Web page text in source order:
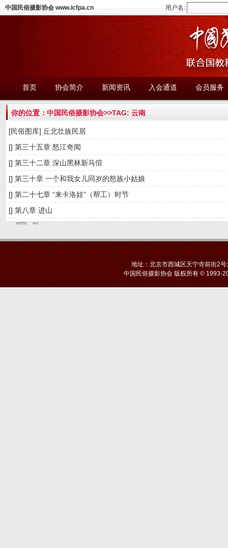
中国民俗摄影协会 www.icfpa.cn 用户名:
首页 协会简介 新闻资讯 入会通道 会员服务
你的位置： 中国民俗摄影协会>>TAG: 云南
[民俗图库] 丘北壮族民居
[] 第三十五章 怒江奇闻
[] 第三十二章 深山黑林新马倌
[] 第三十章 一个和我女儿同岁的怒族小姑娘
[] 第二十七章 “来卡洛娃”（帮工）时节
[] 第八章 进山
地址：北京市西城区天宁寺前街2
中国民俗摄影协会 版权所有 © 1993-